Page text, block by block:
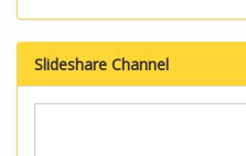
Slideshare Channel